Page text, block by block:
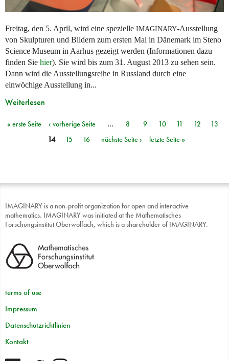
Freitag, den 5. April, wird eine spezielle IMAGINARY-Ausstellung
von Skulpturen und Bildern zum ersten Mal in Dänemark im Steno
Science Museum in Aarhus gezeigt werden (Informationen dazu
finden Sie hier). Sie wird bis zum 31. August 2013 zu sehen sein.
Dann wird die Ausstellungsreihe in Russland durch eine
einwöchige Ausstellung in...
Weiterlesen
Seiten
« erste Seite ‹ vorherige Seite … 8 9 10 11 12
13
14
15 16 nächste Seite › letzte Seite »
IMAGINARY is a non-profit organization for open and interactive
mathematics. IMAGINARY was initiated at the Mathematisches
Forschungsinstitut Oberwolfach, which is a shareholder of IMAGINARY.
terms of use
Impressum
Datenschutzrichtlinien
Kontakt